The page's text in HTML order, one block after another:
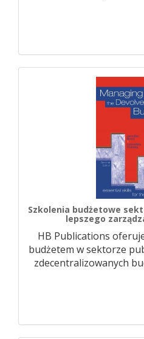
Szkolenia budżetowe
lepszego
HB Publications
budżetem w sektorze
zdecentralizowanych